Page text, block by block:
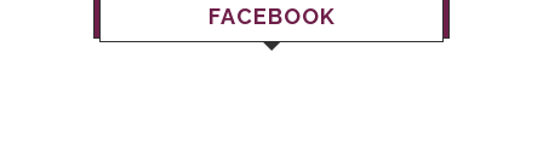
FACEBOOK